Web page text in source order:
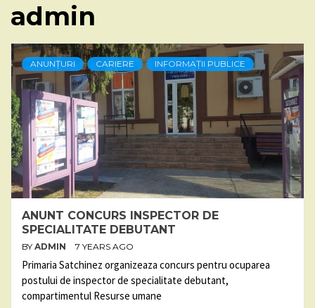
admin
ANUNȚURI CARIERE INFORMAȚII PUBLICE
ANUNT CONCURS INSPECTOR DE
SPECIALITATE DEBUTANT
BY ADMIN 7 YEARS AGO
Primaria Satchinez organizeaza concurs pentru ocuparea
postului de inspector de specialitate debutant,
compartimentul Resurse umane